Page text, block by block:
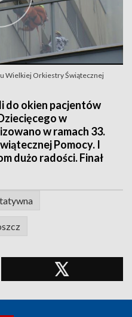
Wielkiej Orkiestry Świątecznej
do okien pacjentów
w
w ramach 33.
Pomocy. I
dużo radości. Finał